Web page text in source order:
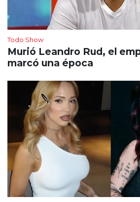
Todo Show
Murió Leandro Rud, el
marcó una época